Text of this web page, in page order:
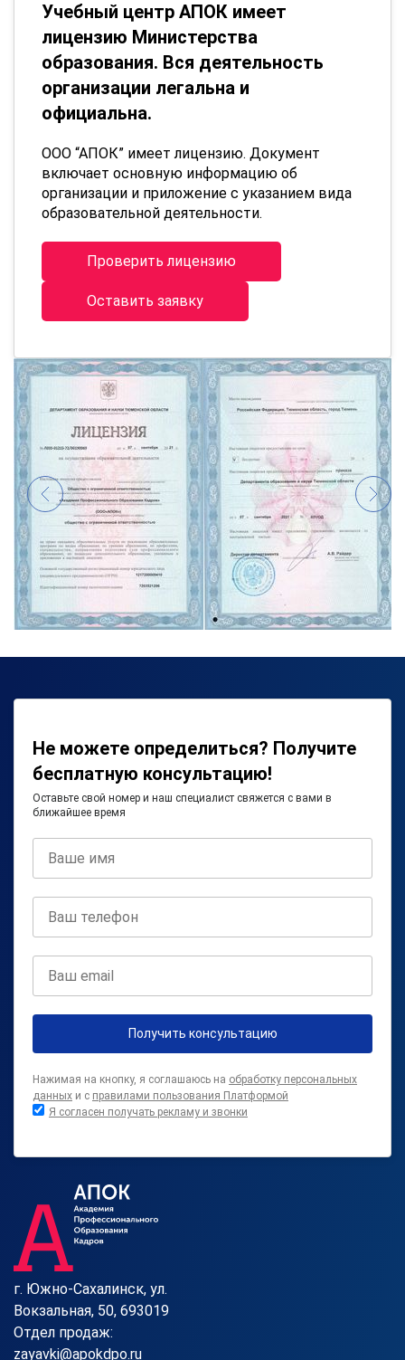
Учебный центр АПОК имеет
лицензию Министерства
образования. Вся деятельность
организации легальна и
официальна.
ООО “АПОК” имеет лицензию. Документ
включает основную информацию об
организации и приложение с указанием вида
образовательной деятельности.
Проверить лицензию
Оставить заявку
Не можете определиться? Получите
бесплатную консультацию!
Оставьте свой номер и наш специалист свяжется с вами в
ближайшее время
Получить консультацию
Нажимая на кнопку, я соглашаюсь на обработку персональных
данных и с правилами пользования Платформой
Я согласен получать рекламу и звонки
г. Южно-Сахалинск, ул.
Вокзальная, 50, 693019
Отдел продаж:
zayavki@apokdpo.ru